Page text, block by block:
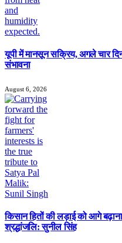
यूपी में मानसून सक्रिय, अगले चार
संभावना
August 6, 2026
किसान हितों की लड़ाई को आगे
श्रद्धांजलि: सुनील सिंह